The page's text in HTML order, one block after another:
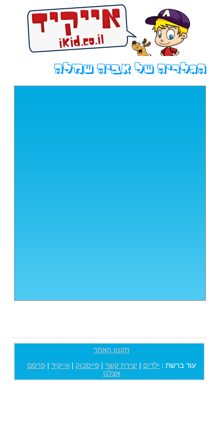
הגלריה של אביה שמלה
תקנון האתר
עוד ברשת : ילדים יצירת קשר |פייסבוק |אייקיד |פרסם
אצלנו